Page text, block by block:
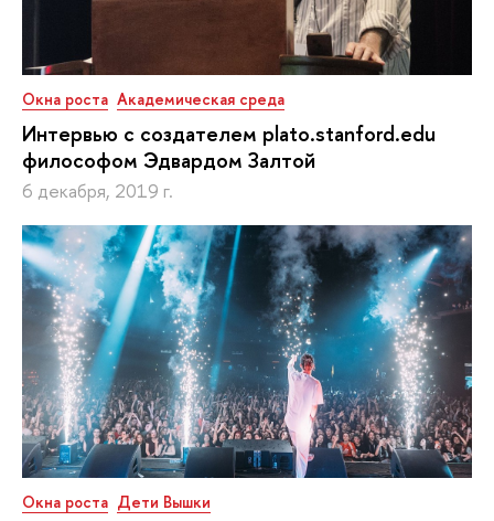
Окна роста Академическая среда
Интервью с создателем plato.stanford.edu
философом Эдвардом Залтой
6 декабря, 2019 г.
Окна роста Дети Вышки